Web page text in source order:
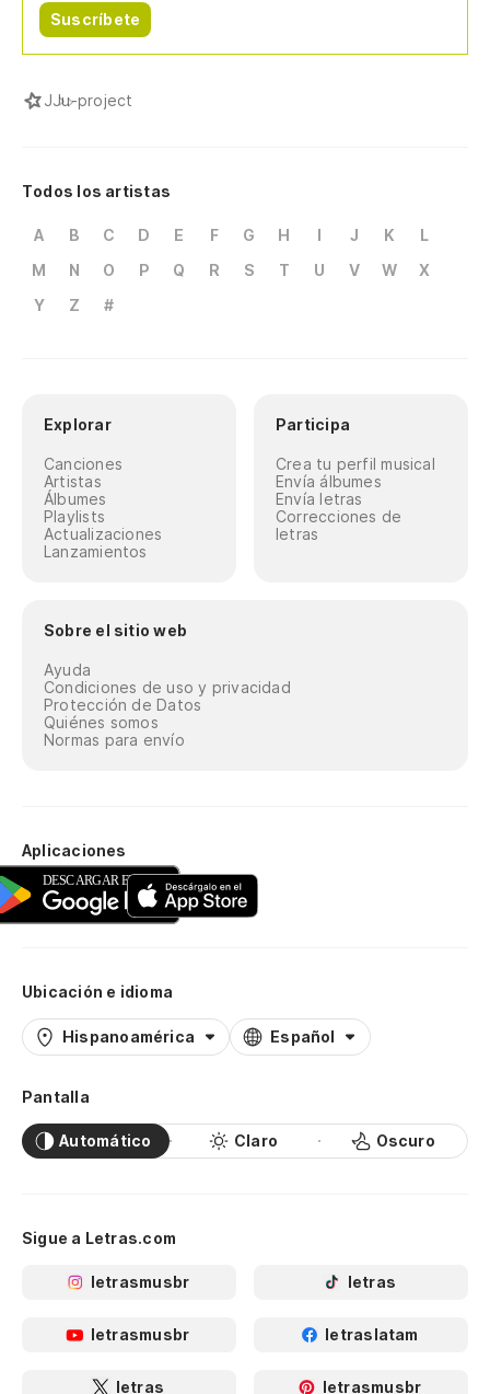
Suscríbete
JJu-project
Todos los artistas
A B C D E F G H I J K
L
M
N O P Q R S T U V W
X
Y
Z #
Explorar
Canciones
Artistas
Álbumes
Playlists
Actualizaciones
Lanzamientos
Participa
Crea tu perfil musical
Envía álbumes
Envía letras
Correcciones de
letras
Sobre el sitio web
Ayuda
Condiciones de uso y privacidad
Protección de Datos
Quiénes somos
Normas para envío
Aplicaciones
Ubicación e idioma
Hispanoamérica Español
Pantalla
Automático Claro Oscuro
Sigue a Letras.com
letrasmusbr letras
letrasmusbr letraslatam
letras letrasmusbr